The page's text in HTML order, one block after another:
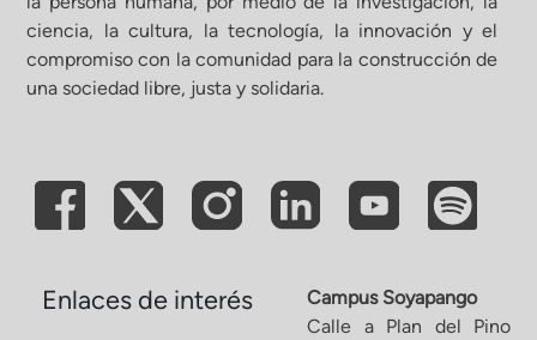
ciencia, la cultura, la tecnología, la innovación y el
compromiso con la comunidad para la construcción de
una sociedad libre, justa y solidaria.
Enlaces de interés
Campus Soyapango
Calle a Plan del Pino